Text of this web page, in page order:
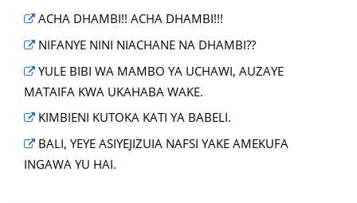
ACHA DHAMBI!! ACHA DHAMBI!!!
NIFANYE NINI NIACHANE NA DHAMBI??
YULE BIBI WA MAMBO YA UCHAWI, AUZAYE
MATAIFA KWA UKAHABA WAKE.
KIMBIENI KUTOKA KATI YA BABELI.
BALI, YEYE ASIYEJIZUIA NAFSI YAKE AMEKUFA
INGAWA YU HAI.